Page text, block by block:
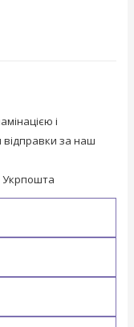
і
відправки за наш
Укрпошта